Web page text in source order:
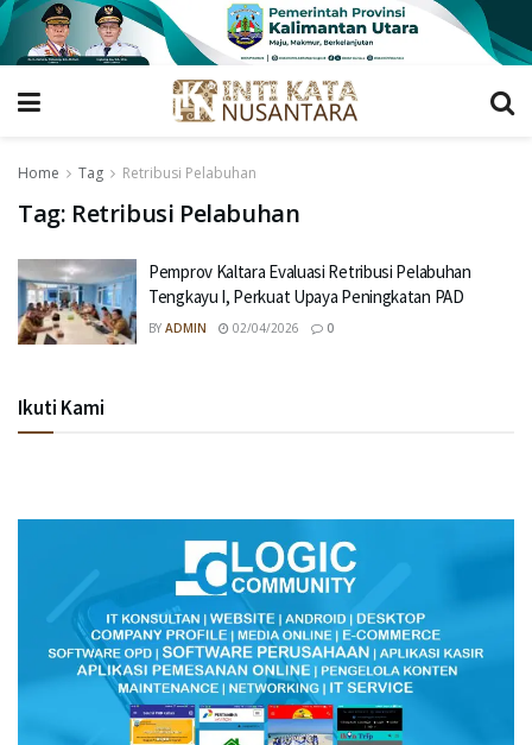
Home Tag Retribusi Pelabuhan
Tag: Retribusi Pelabuhan
Pemprov Kaltara Evaluasi Retribusi Pelabuhan
Tengkayu I, Perkuat Upaya Peningkatan PAD
BY ADMIN 02/04/2026 0
Ikuti Kami